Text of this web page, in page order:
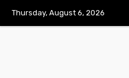
Thursday, August 6, 2026